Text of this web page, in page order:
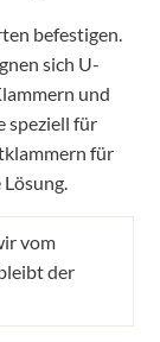
befestigen.
sich U-
und
speziell für
für
vom
der